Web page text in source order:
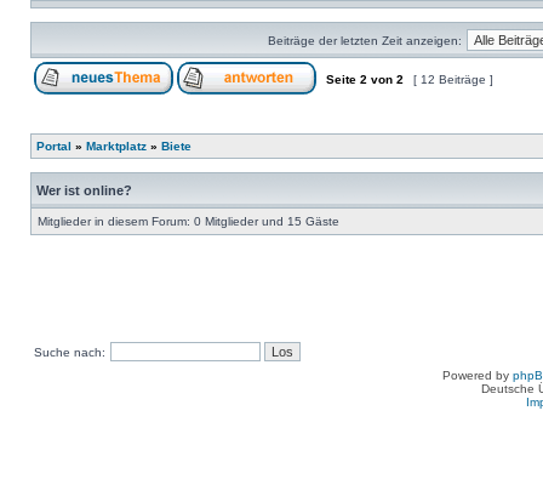
Beiträge der letzten Zeit anzeigen:
Seite 2 von 2 [ 12 Beiträge ]
Portal » Marktplatz » Biete
Wer ist online?
Mitglieder in diesem Forum: 0 Mitglieder und 15 Gäste
Suche nach:
Powered by
Deutsche